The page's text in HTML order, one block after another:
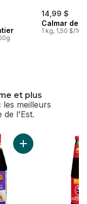
14,99 $
Calmar de
1 kg, 1,50 $/
et plus
les meilleurs
de l'Est.
et plus
au panier
Ajouter Sauce